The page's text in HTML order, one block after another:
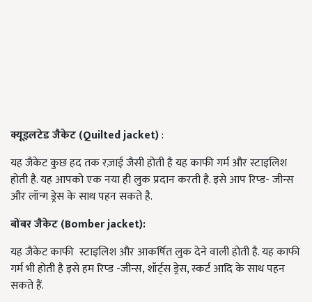
क्यूइलटेड जैकेट (Quilted jacket):
यह जैकेट कुछ हद तक रज़ाई जैसी होती है यह काफी गर्म और स्टाइलिश
होती है.यह आपको एक नया ही लुक प्रदान करती है.इसे आप रिप्ड- जीन्स
और लॉन्ग ड्रेस के साथ पहन सकते है.
बोंबर जैकेट (Bomber jacket):
यह जैकेट काफी स्टाइलिश और आकर्षित लुक देने वाली होती है.यह काफी
गर्म भी होती है इसे हम रिप्ड -जीन्स,शॉर्ट्स ड्रेस,स्कर्ट आदि के साथ पहन
सकते हैं.